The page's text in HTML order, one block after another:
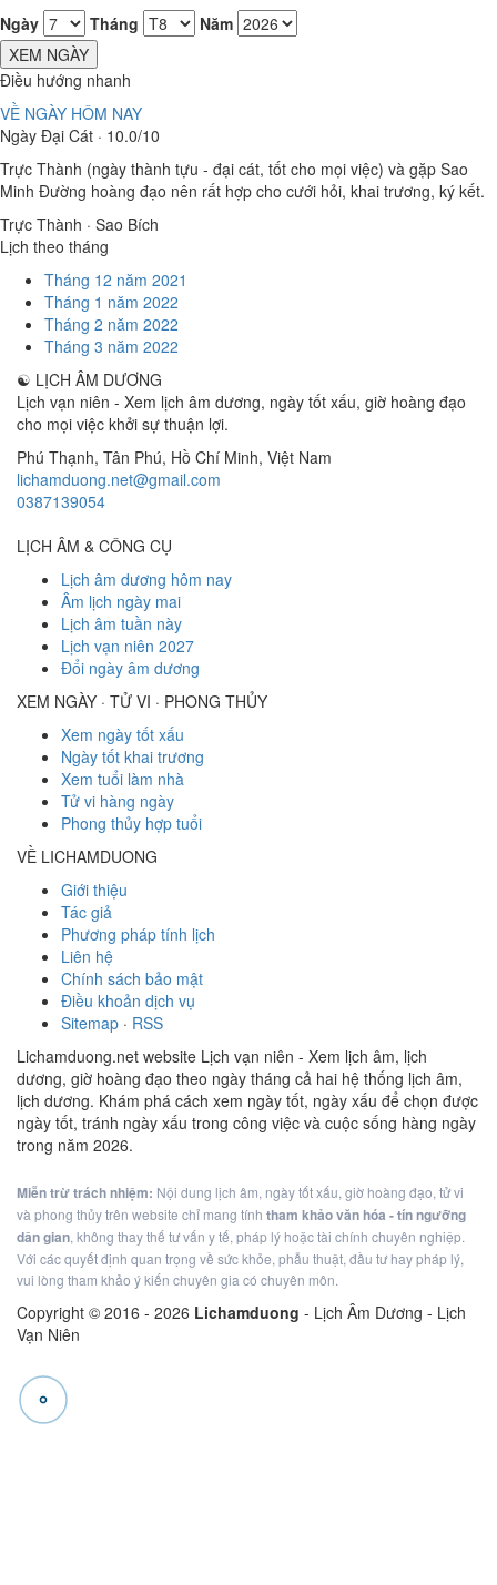
Ngày
Tháng
Năm
XEM NGÀY
Điều hướng nhanh
VỀ NGÀY HÔM NAY
Ngày Đại Cát · 10.0/10
Trực Thành (ngày thành tựu - đại cát, tốt cho mọi việc) và gặp Sao
Minh Đường hoàng đạo nên rất hợp cho cưới hỏi, khai trương, ký kết.
Trực Thành · Sao Bích
Lịch theo tháng
Tháng 12 năm 2021
Tháng 1 năm 2022
Tháng 2 năm 2022
Tháng 3 năm 2022
☯ LỊCH ÂM DƯƠNG
Lịch vạn niên - Xem lịch âm dương, ngày tốt xấu, giờ hoàng đạo
cho mọi việc khởi sự thuận lợi.
Phú Thạnh, Tân Phú, Hồ Chí Minh, Việt Nam
lichamduong.net@gmail.com
0387139054
LỊCH ÂM & CÔNG CỤ
Lịch âm dương hôm nay
Âm lịch ngày mai
Lịch âm tuần này
Lịch vạn niên 2027
Đổi ngày âm dương
XEM NGÀY · TỬ VI · PHONG THỦY
Xem ngày tốt xấu
Ngày tốt khai trương
Xem tuổi làm nhà
Tử vi hàng ngày
Phong thủy hợp tuổi
VỀ LICHAMDUONG
Giới thiệu
Tác giả
Phương pháp tính lịch
Liên hệ
Chính sách bảo mật
Điều khoản dịch vụ
Sitemap · RSS
Lichamduong.net website Lịch vạn niên - Xem lịch âm, lịch
dương, giờ hoàng đạo theo ngày tháng cả hai hệ thống lịch âm,
lịch dương. Khám phá cách xem ngày tốt, ngày xấu để chọn được
ngày tốt, tránh ngày xấu trong công việc và cuộc sống hàng ngày
trong năm 2026.
Miễn trừ trách nhiệm: Nội dung lịch âm, ngày tốt xấu, giờ hoàng đạo, tử vi
và phong thủy trên website chỉ mang tính tham khảo văn hóa - tín ngưỡng
dân gian, không thay thế tư vấn y tế, pháp lý hoặc tài chính chuyên nghiệp.
Với các quyết định quan trọng về sức khỏe, phẫu thuật, đầu tư hay pháp lý,
vui lòng tham khảo ý kiến chuyên gia có chuyên môn.
Copyright © 2016 - 2026 Lichamduong - Lịch Âm Dương - Lịch
Vạn Niên